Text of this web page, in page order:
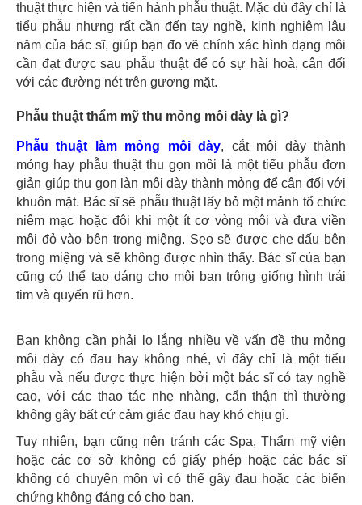
thuật thực hiện và tiến hành phẫu thuật. Mặc dù đây chỉ là
tiểu phẫu nhưng rất cần đến tay nghề, kinh nghiệm lâu
năm của bác sĩ, giúp bạn đo vẽ chính xác hình dạng môi
cần đạt được sau phẫu thuật để có sự hài hoà, cân đối
với các đường nét trên gương mặt.
Phẫu thuật thẩm mỹ thu mỏng môi dày là gì?
Phẫu thuật làm mỏng môi dày, cắt môi dày thành
mỏng hay phẫu thuật thu gọn môi là một tiểu phẫu đơn
giản giúp thu gọn làn môi dày thành mỏng để cân đối với
khuôn mặt. Bác sĩ sẽ phẫu thuật lấy bỏ một mảnh tổ chức
niêm mạc hoặc đôi khi một ít cơ vòng môi và đưa viền
môi đỏ vào bên trong miệng. Sẹo sẽ được che dấu bên
trong miệng và sẽ không được nhìn thấy. Bác sĩ của bạn
cũng có thể tạo dáng cho môi bạn trông giống hình trái
tim và quyến rũ hơn.
Bạn không cần phải lo lắng nhiều về vấn đề thu mỏng
môi dày có đau hay không nhé, vì đây chỉ là một tiểu
phẫu và nếu được thực hiện bởi một bác sĩ có tay nghề
cao, với các thao tác nhẹ nhàng, cẩn thận thì thường
không gây bất cứ cảm giác đau hay khó chịu gì.
Tuy nhiên, bạn cũng nên tránh các Spa, Thẩm mỹ viện
hoặc các cơ sở không có giấy phép hoặc các bác sĩ
không có chuyên môn vì có thể gây đau hoặc các biến
chứng không đáng có cho bạn.